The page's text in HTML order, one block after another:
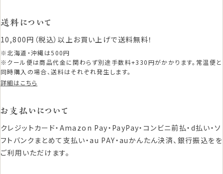
送料について
10,800円（税込）以上お買い上げで送料無料！
※北海道・沖縄は500円
※クール便は商品代金に関わらず別途手数料+330円がかかります。常温便と
同時購入の場合、送料はそれぞれ発生します。
詳細はこちら
お支払いについて
クレジットカード・Amazon Pay・PayPay・コンビニ前払・d払い・ソ
フトバンクまとめて支払い・au PAY・auかんたん決済、銀行振込をを
ご利用いただけます。